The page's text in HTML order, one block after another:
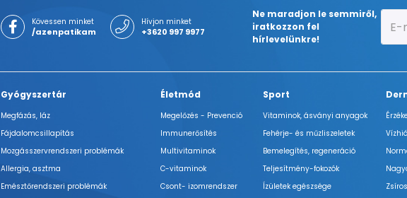
Kövessen minket
/azenpatikam
Hívjon minket
+3620 997 9977
Ne maradjon le semmiről,
iratkozzon fel
hírlevelünkre!
Gyógyszertár
Megfázás, láz
Fájdalomcsillapítás
Mozgásszervrendszeri problémák
Allergia, asztma
Emésztőrendszeri problémák
Életmód
Megelőzés - Prevenció
Immunerősítés
Multivitaminok
C-vitaminok
Csont- izomrendszer
Sport
Vitaminok, ásványi anyagok
Fehérje- és műzliszeletek
Bemelegítés, regeneráció
Teljesítmény-fokozók
Ízületek egészsége